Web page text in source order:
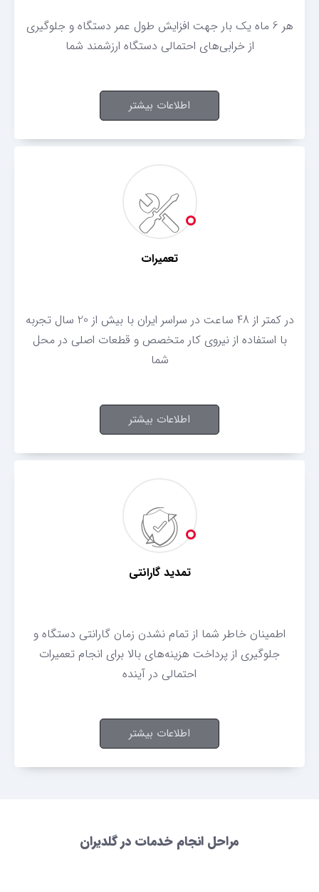
هر 6 ماه یک بار جهت افزایش طول عمر دستگاه و جلوگیری
از خرابی‌های احتمالی دستگاه ارزشمند شما
اطلاعات بیشتر
تعمیرات
در کمتر از 48 ساعت در سراسر ایران با بیش از 20 سال تجربه
با استفاده از نیروی کار متخصص و قطعات اصلی در محل
شما
اطلاعات بیشتر
تمدید گارانتی
اطمینان خاطر شما از تمام نشدن زمان گارانتی دستگاه و
جلوگیری از پرداخت هزینه‌های بالا برای انجام تعمیرات
احتمالی در آینده
اطلاعات بیشتر
مراحل انجام خدمات در گلدیران